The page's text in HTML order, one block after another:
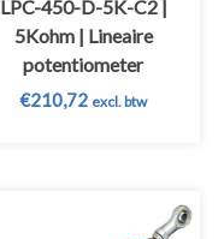
LPC-450-D-5K-C2 |
5Kohm | Lineaire
potentiometer
€210,72 excl. btw